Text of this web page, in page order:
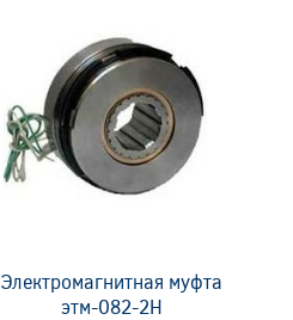
Электромагнитная муфта
этм-082-2Н